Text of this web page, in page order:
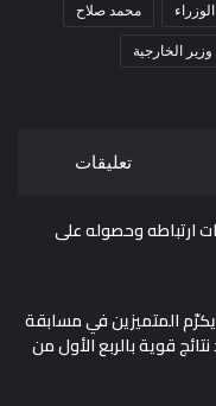
من التفوق الرياضي
واجهها على صعيد
مسيرة أي نجم رياضي
محمد صلاح
وزير الخارجية
تعليقات
ارتباطه وحصوله على
يكرّم المتميزين في مسابقة
قوية بالربع الأول من